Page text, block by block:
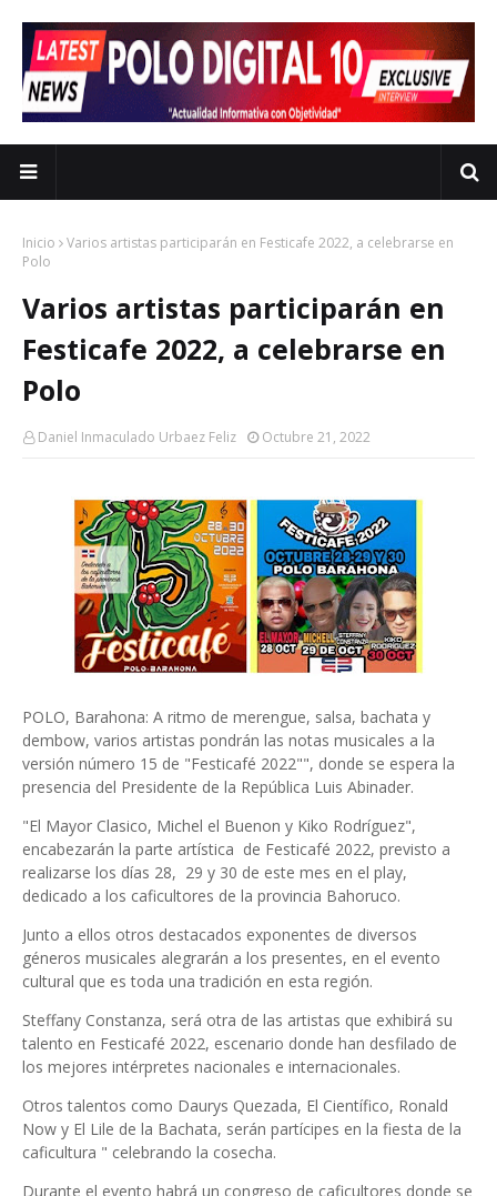
Inicio
Varios artistas participarán en Festicafe 2022, a celebrarse en
Polo
Varios artistas participarán en
Festicafe 2022, a celebrarse en
Polo
Daniel Inmaculado Urbaez Feliz Octubre 21, 2022
POLO, Barahona: A ritmo de merengue, salsa, bachata y
dembow, varios artistas pondrán las notas musicales a la
versión número 15 de "Festicafé 2022"", donde se espera la
presencia del Presidente de la República Luis Abinader.
"El Mayor Clasico, Michel el Buenon y Kiko Rodríguez",
encabezarán la parte artística de Festicafé 2022, previsto a
realizarse los días 28, 29 y 30 de este mes en el play,
dedicado a los caficultores de la provincia Bahoruco.
Junto a ellos otros destacados exponentes de diversos
géneros musicales alegrarán a los presentes, en el evento
cultural que es toda una tradición en esta región.
Steffany Constanza, será otra de las artistas que exhibirá su
talento en Festicafé 2022, escenario donde han desfilado de
los mejores intérpretes nacionales e internacionales.
Otros talentos como Daurys Quezada, El Científico, Ronald
Now y El Lile de la Bachata, serán partícipes en la fiesta de la
caficultura " celebrando la cosecha.
Durante el evento habrá un congreso de caficultores donde se